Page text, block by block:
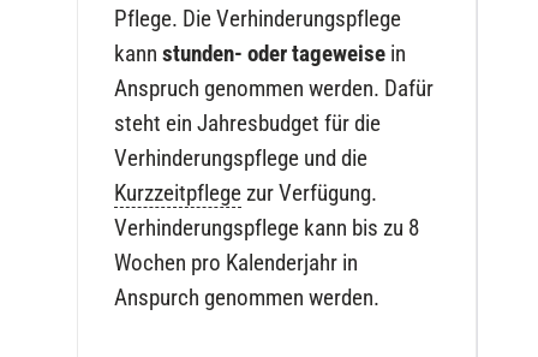
Pflege. Die Verhinderungspflege
kann stunden- oder tageweise in
Anspruch genommen werden. Dafür
steht ein Jahresbudget für die
Verhinderungspflege und die
Kurzzeitpflegezur Verfügung.
Verhinderungspflege kann bis zu 8
Wochen pro Kalenderjahr in
Anspurch genommen werden.